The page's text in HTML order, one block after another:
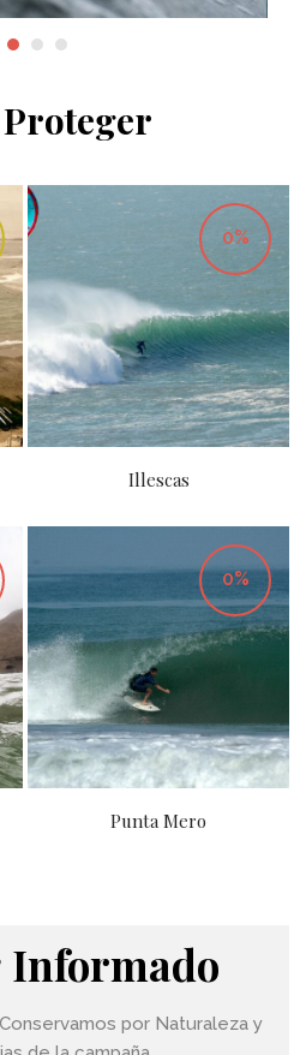
Proteger
0%
Illescas
0%
Punta Mero
Informado
por Naturaleza y